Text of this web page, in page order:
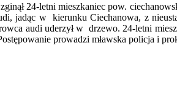
24-letni mieszkaniec pow.
jadąc w kierunku Ciechanowa, z
audi uderzył w drzewo. 24-letni
prowadzi mławska policja i